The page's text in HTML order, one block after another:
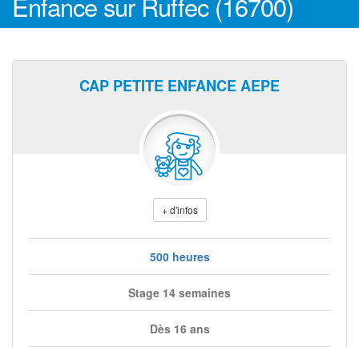
CAP PETITE ENFANCE AEPE
+ d'infos
500 heures
Stage 14 semaines
Dès 16 ans